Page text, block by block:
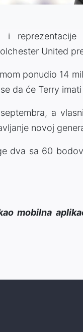
i
United
ponudio 14
da će Terry
a
novoj
dva sa 60
mobilna